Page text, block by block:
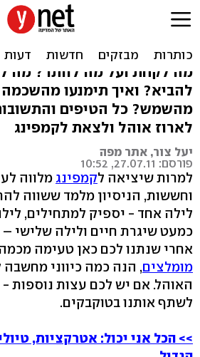
טיפים לקמפינג:
לחופשה משפחתית
מה לקחת ועל מה לוותר? מה
להביא? ואיך תימנעו
מהשמש? כל הטיפים
לארוז אוהל ולצאת לקמפינג
יעל צור, אתר מפה
פורסם: 27.07.11, 10:52
למרות שיציאה לקמפינג מלווה
וחששות, הניסיון מלמד ששווה
לילה אחד - יספיק למתחילים,
כמעט שיגרת חיים ולילה שלישי –
אחרי שנתנו לכם כאן טעימה
מומלצים, הנה כמה כיווני
האוהל. אם יש לכם עצות נוספות -
לשתף אותנו בטוקבקים.
>> הכל אני יכול: אטרקציות,